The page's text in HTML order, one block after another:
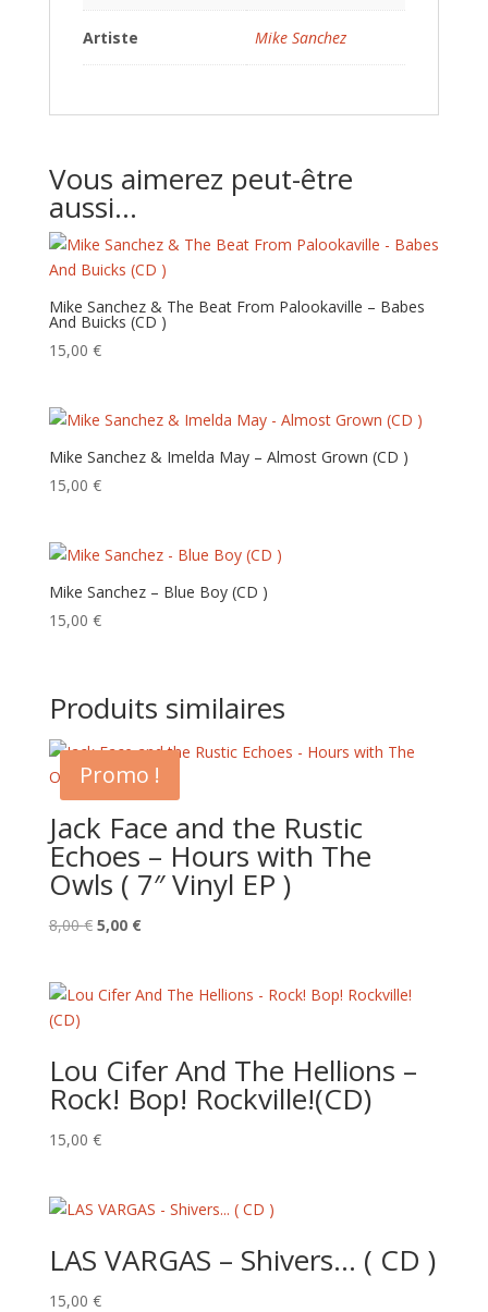
Artiste Mike Sanchez
Vous aimerez peut-être
aussi…
Mike Sanchez & The Beat From Palookaville – Babes
And Buicks (CD )
15,00 €
Mike Sanchez & Imelda May – Almost Grown (CD )
15,00 €
Mike Sanchez – Blue Boy (CD )
15,00 €
Produits similaires
Promo !
Jack Face and the Rustic
Echoes – Hours with The
Owls ( 7″ Vinyl EP )
8,00€ Le
était :
5,00 €Le
est :
Lou Cifer And The Hellions –
Rock! Bop! Rockville!(CD)
15,00 €
LAS VARGAS – Shivers… ( CD )
15,00 €